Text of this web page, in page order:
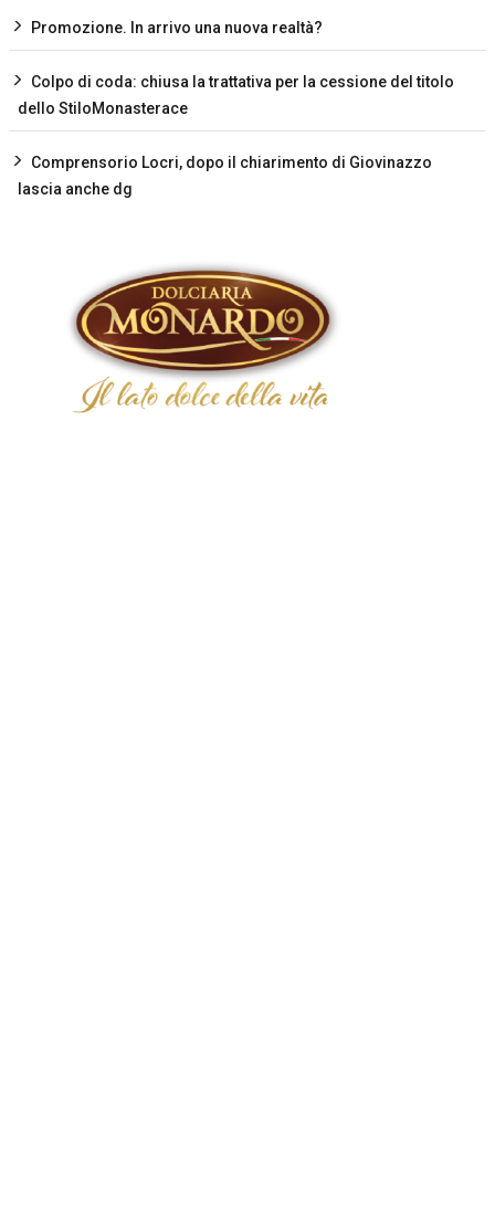
Promozione. In arrivo una nuova realtà?
Colpo di coda: chiusa la trattativa per la cessione del titolo
dello StiloMonasterace
Comprensorio Locri, dopo il chiarimento di Giovinazzo
lascia anche dg